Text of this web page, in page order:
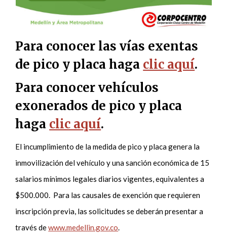
Para conocer las vías exentas
de pico y placa haga clic aquí.
Para conocer vehículos
exonerados de pico y placa
haga clic aquí.
El incumplimiento de la medida de pico y placa genera la
inmovilización del vehículo y una sanción económica de 15
salarios mínimos legales diarios vigentes, equivalentes a
$500.000. Para las causales de exención que requieren
inscripción previa, las solicitudes se deberán presentar a
través dewww.medellin.gov.co.